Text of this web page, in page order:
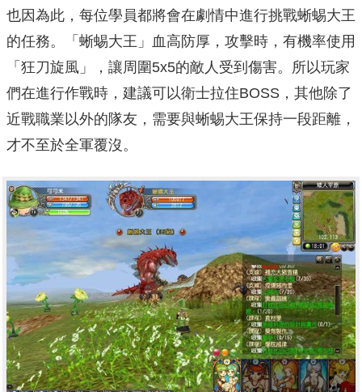
也因為此，每位學員都將會在劇情中進行挑戰蜥蜴大王
的任務。「蜥蜴大王」血高防厚，攻擊時，有機率使用
「狂刀旋風」，讓周圍5x5的敵人受到傷害。所以玩家
們在進行作戰時，建議可以衛士拉住BOSS，其他除了
近戰職業以外的隊友，需要與蜥蜴大王保持一段距離，
才不至於全軍覆沒。